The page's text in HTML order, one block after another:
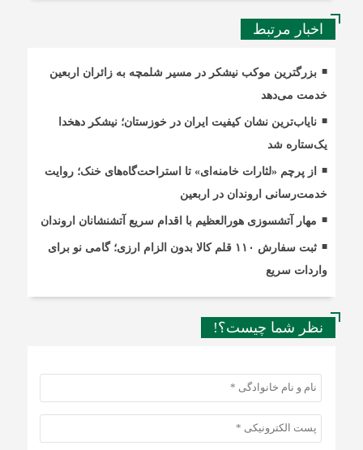
اخبار مرتبط
بزرگترین موکب نیشکر در مسیر شلمچه به زائران اربعین
خدمت می‌دهد
نایاب‌ترین نشان کیفیت ایران در خوزستان؛ نیشکر دهخدا
یک‌ستاره شد
از پرچم «لثارات خامنه‌ای» تا استراحت‌گاه‌های خنک؛ روایت
خدمت‌رسانی اروندان در اربعین
مهار آتشسوزی هورالعظیم با اقدام سریع آتشنشانان اروندان
ثبت سفارش ۱۱۰ قلم کالا بدون الزام ارزی؛ گامی نو برای
واردات سریع
نظر شما چیست؟!